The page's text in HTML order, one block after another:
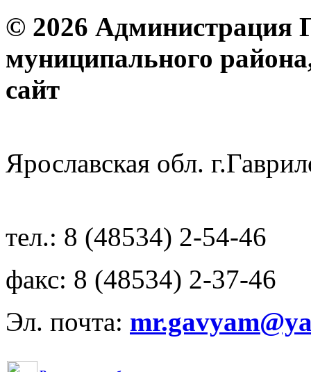
© 2026 Администрация
муниципального
Ярославская обл.
тел.: 8 (48534) 2-54-46
факс: 8 (48534) 2-37-46
Эл. почта: